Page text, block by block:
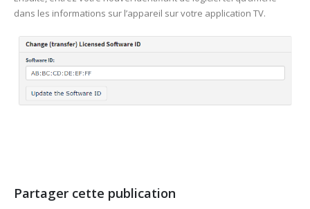
dans les informations sur l’appareil sur votre application TV.
Partager cette publication